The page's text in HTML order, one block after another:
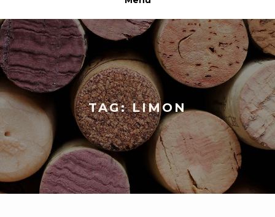
€
TAG: LIMON